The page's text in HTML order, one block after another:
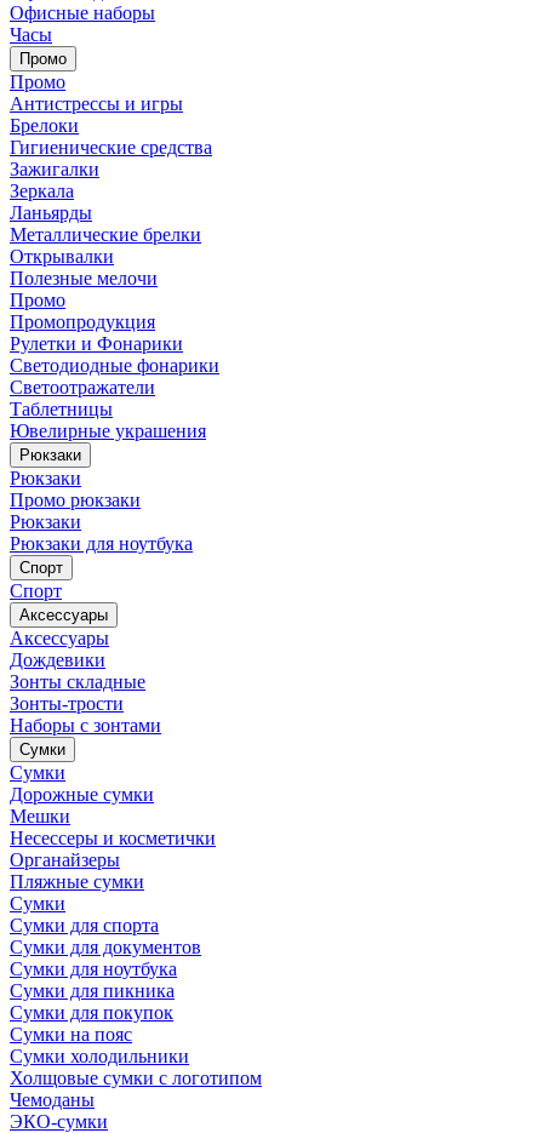
Офисные наборы
Часы
Промо
Промо
Антистрессы и игры
Брелоки
Гигиенические средства
Зажигалки
Зеркала
Ланьярды
Металлические брелки
Открывалки
Полезные мелочи
Промо
Промопродукция
Рулетки и Фонарики
Светодиодные фонарики
Светоотражатели
Таблетницы
Ювелирные украшения
Рюкзаки
Рюкзаки
Промо рюкзаки
Рюкзаки
Рюкзаки для ноутбука
Спорт
Спорт
Аксессуары
Аксессуары
Дождевики
Зонты складные
Зонты-трости
Наборы с зонтами
Сумки
Сумки
Дорожные сумки
Мешки
Несессеры и косметички
Органайзеры
Пляжные сумки
Сумки
Сумки для спорта
Сумки для документов
Сумки для ноутбука
Сумки для пикника
Сумки для покупок
Сумки на пояс
Сумки холодильники
Холщовые сумки с логотипом
Чемоданы
ЭКО-сумки